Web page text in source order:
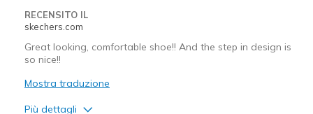
Width
Sizing
View On Shoes
Shoes are for Wearing
RECENSITO IL
skechers.com
Great looking, comfortable shoe!! And the step in design is
so nice!!
Mostra traduzione
Più dettagli